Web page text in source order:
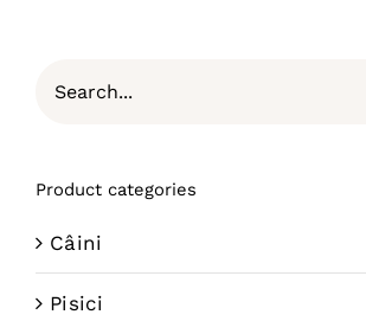
Product categories
Câini
Pisici